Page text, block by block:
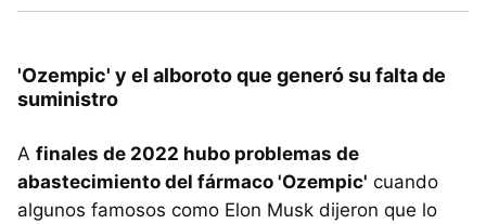
'Ozempic' y el alboroto que generó su falta de
suministro
A finales de 2022 hubo problemas de
abastecimiento del fármaco 'Ozempic' cuando
algunos famosos como Elon Musk dijeron que lo